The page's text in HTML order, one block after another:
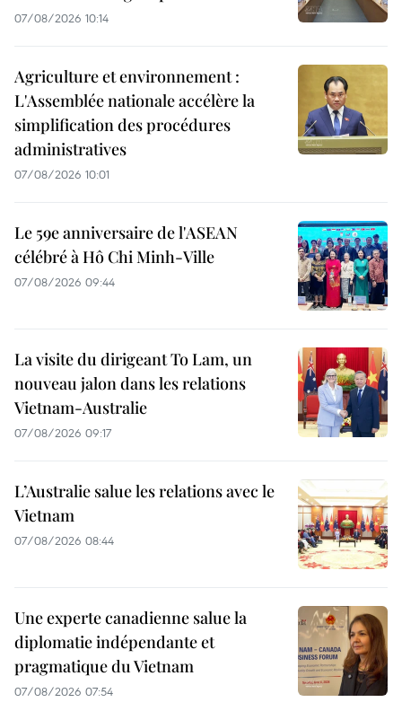
07/08/2026 10:14
Agriculture et environnement :
L'Assemblée nationale accélère la
simplification des procédures
administratives
07/08/2026 10:01
Le 59e anniversaire de l'ASEAN
célébré à Hô Chi Minh-Ville
07/08/2026 09:44
La visite du dirigeant To Lam, un
nouveau jalon dans les relations
Vietnam-Australie
07/08/2026 09:17
L’Australie salue les relations avec le
Vietnam
07/08/2026 08:44
Une experte canadienne salue la
diplomatie indépendante et
pragmatique du Vietnam
07/08/2026 07:54